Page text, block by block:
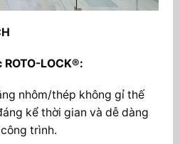
LOCK®:
nhôm/thép không gỉ thế
kể thời gian và dễ dàng
trình.